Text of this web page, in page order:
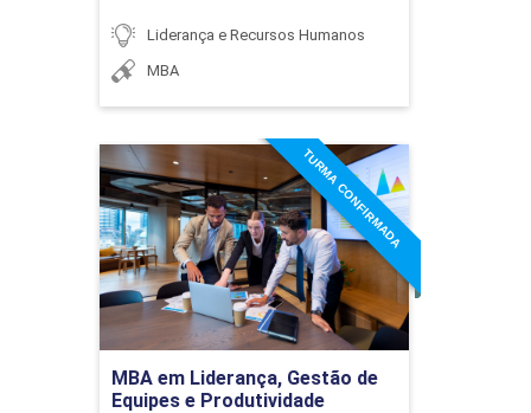
Liderança e Recursos Humanos
MBA
MBA em Liderança, Gestão de
Equipes e Produtividade
TURMA CONFIRMADA
MBA em Liderança, Gestão
de Equipes e Produtividade
Detalhes do curso
Ir para Inscrição